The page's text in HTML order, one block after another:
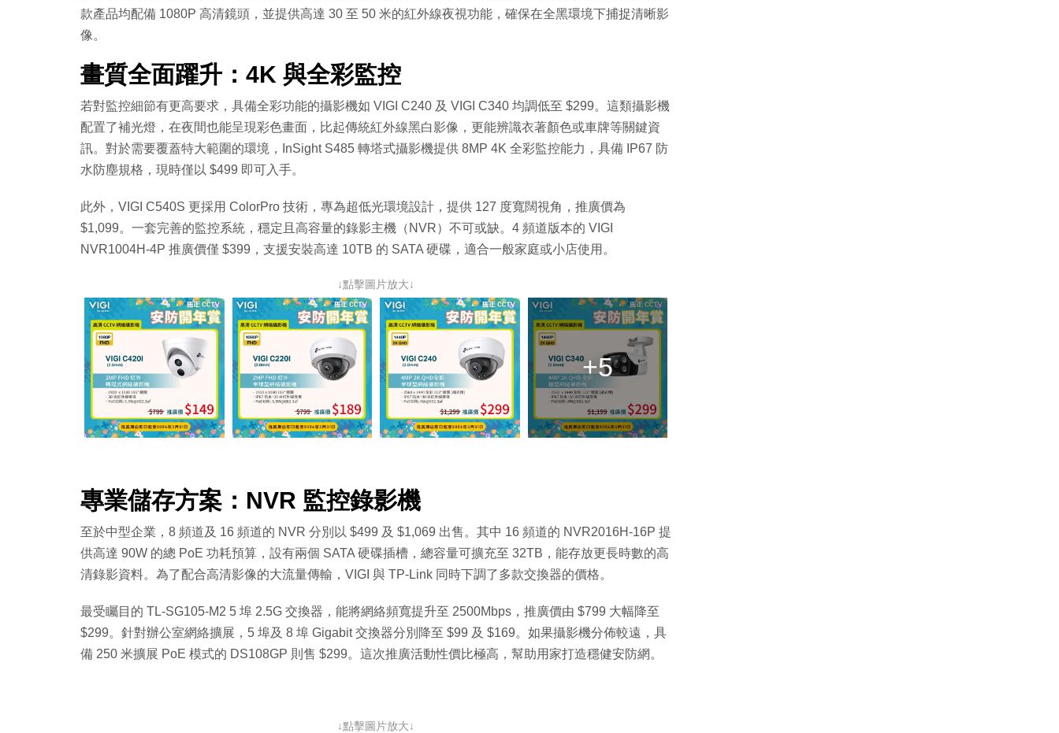
款產品均配備 1080P 高清鏡頭，並提供高達 30 至 50 米的紅外線夜視功能，確保在全黑環境下捕捉清晰影
像。
畫質全面躍升：4K 與全彩監控
若對監控細節有更高要求，具備全彩功能的攝影機如 VIGI C240 及 VIGI C340 均調低至 $299。這類攝影機
配置了補光燈，在夜間也能呈現彩色畫面，比起傳統紅外線黑白影像，更能辨識衣著顏色或車牌等關鍵資
訊。對於需要覆蓋特大範圍的環境，InSight S485 轉塔式攝影機提供 8MP 4K 全彩監控能力，具備 IP67 防
水防塵規格，現時僅以 $499 即可入手。
此外，VIGI C540S 更採用 ColorPro 技術，專為超低光環境設計，提供 127 度寬闊視角，推廣價為
$1,099。一套完善的監控系統，穩定且高容量的錄影主機（NVR）不可或缺。4 頻道版本的 VIGI
NVR1004H-4P 推廣價僅 $399，支援安裝高達 10TB 的 SATA 硬碟，適合一般家庭或小店使用。
↓點擊圖片放大↓
+5
專業儲存方案：NVR 監控錄影機
至於中型企業，8 頻道及 16 頻道的 NVR 分別以 $499 及 $1,069 出售。其中 16 頻道的 NVR2016H-16P 提
供高達 90W 的總 PoE 功耗預算，設有兩個 SATA 硬碟插槽，總容量可擴充至 32TB，能存放更長時數的高
清錄影資料。為了配合高清影像的大流量傳輸，VIGI 與 TP-Link 同時下調了多款交換器的價格。
最受矚目的 TL-SG105-M2 5 埠 2.5G 交換器，能將網絡頻寬提升至 2500Mbps，推廣價由 $799 大幅降至
$299。針對辦公室網絡擴展，5 埠及 8 埠 Gigabit 交換器分別降至 $99 及 $169。如果攝影機分佈較遠，具
備 250 米擴展 PoE 模式的 DS108GP 則售 $299。這次推廣活動性價比極高，幫助用家打造穩健安防網。
↓點擊圖片放大↓